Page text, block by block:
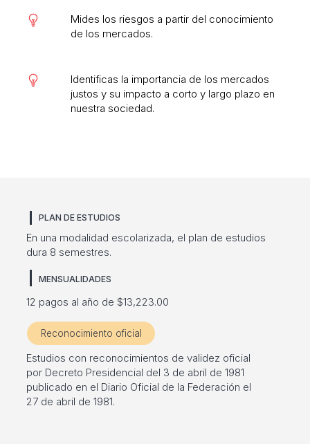
Mides los riesgos a partir del conocimiento
de los mercados.
Identificas la importancia de los mercados
justos y su impacto a corto y largo plazo en
nuestra sociedad.
PLAN DE ESTUDIOS
En una modalidad escolarizada, el plan de estudios
dura 8 semestres.
MENSUALIDADES
12 pagos al año de $13,223.00
Reconocimiento oficial
Estudios con reconocimientos de validez oficial
por Decreto Presidencial del 3 de abril de 1981
publicado en el Diario Oficial de la Federación el
27 de abril de 1981.